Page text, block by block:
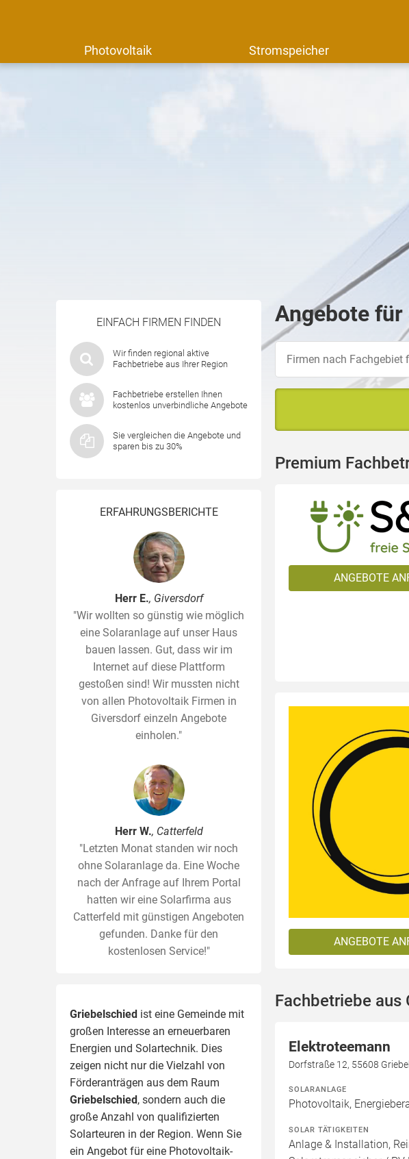
Photovoltaik Stromspeicher
EINFACH FIRMEN FINDEN
Wir finden regional aktive
Fachbetriebe aus Ihrer Region
Fachbetriebe erstellen Ihnen
kostenlos unverbindliche Angebote
Sie vergleichen die Angebote und
sparen bis zu 30%
ERFAHRUNGSBERICHTE
Herr E., Giversdorf
"Wir wollten so günstig wie möglich
eine Solaranlage auf unser Haus
bauen lassen. Gut, dass wir im
Internet auf diese Plattform
gestoßen sind! Wir mussten nicht
von allen Photovoltaik Firmen in
Giversdorf einzeln Angebote
einholen."
Herr W., Catterfeld
"Letzten Monat standen wir noch
ohne Solaranlage da. Eine Woche
nach der Anfrage auf Ihrem Portal
hatten wir eine Solarfirma aus
Catterfeld mit günstigen Angeboten
gefunden. Danke für den
kostenlosen Service!"
Griebelschied ist eine Gemeinde mit
großen Interesse an erneuerbaren
Energien und Solartechnik. Dies
zeigen nicht nur die Vielzahl von
Förderanträgen aus dem Raum
Griebelschied, sondern auch die
große Anzahl von qualifizierten
Solarteuren in der Region. Wenn Sie
ein Angebot für eine Photovoltaik-
Angebote für
Premium
ANGEBOTE
ANGEBOTE
Fachbetriebe aus
Elektroteemann
Dorfstraße 12, 55608
SOLARANLAGE
Photovoltaik,
SOLAR TÄTIGKEITEN
Anlage & Installation,